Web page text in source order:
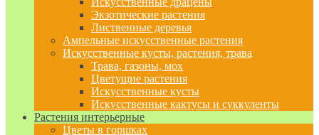
Экзотические растения
Лиственные деревья
Ампельные искусственные растения
Искусственные кусты, растения, трава
Трава, газоны, мох
Цветущие растения
Искусственные кусты
Искусственные кактусы и суккуленты
Растения интерьерные
Цветы в горшках